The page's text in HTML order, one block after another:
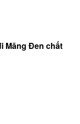
Măng Đen chất